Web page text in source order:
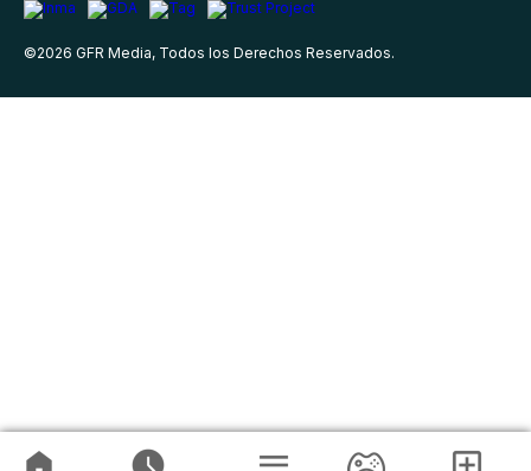
©2026 GFR Media, Todos los Derechos Reservados.